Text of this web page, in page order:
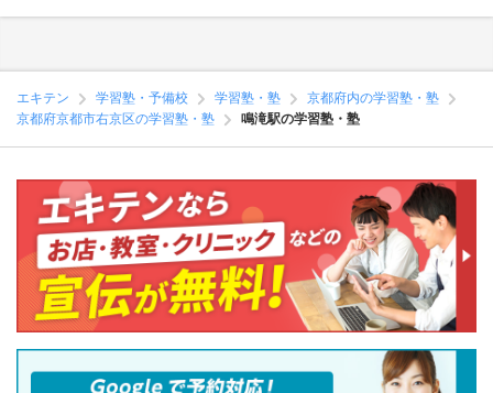
エキテン 学習塾・予備校 学習塾・塾
京都府内の学習塾・塾
京都府京都市右京区の学習塾・塾
鳴滝駅の学習塾・塾